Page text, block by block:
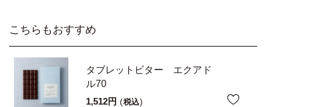
こちらもおすすめ
タブレットビター エクアド
ル70
1,512
税込